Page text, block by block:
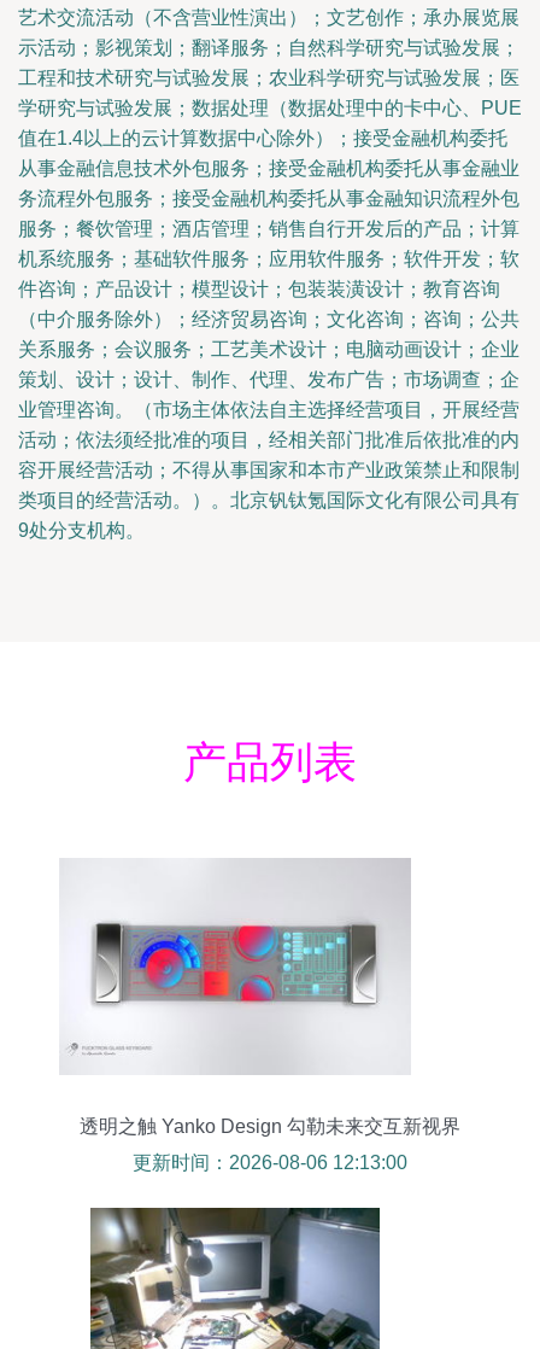
艺术交流活动（不含营业性演出）；文艺创作；承办展览展
示活动；影视策划；翻译服务；自然科学研究与试验发展；
工程和技术研究与试验发展；农业科学研究与试验发展；医
学研究与试验发展；数据处理（数据处理中的卡中心、PUE
值在1.4以上的云计算数据中心除外）；接受金融机构委托
从事金融信息技术外包服务；接受金融机构委托从事金融业
务流程外包服务；接受金融机构委托从事金融知识流程外包
服务；餐饮管理；酒店管理；销售自行开发后的产品；计算
机系统服务；基础软件服务；应用软件服务；软件开发；软
件咨询；产品设计；模型设计；包装装潢设计；教育咨询
（中介服务除外）；经济贸易咨询；文化咨询；咨询；公共
关系服务；会议服务；工艺美术设计；电脑动画设计；企业
策划、设计；设计、制作、代理、发布广告；市场调查；企
业管理咨询。（市场主体依法自主选择经营项目，开展经营
活动；依法须经批准的项目，经相关部门批准后依批准的内
容开展经营活动；不得从事国家和本市产业政策禁止和限制
类项目的经营活动。）。北京钒钛氪国际文化有限公司具有
9处分支机构。
产品列表
透明之触 Yanko Design 勾勒未来交互新视界
更新时间：2026-08-06 12:13:00